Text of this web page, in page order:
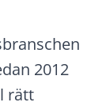
2012
rätt